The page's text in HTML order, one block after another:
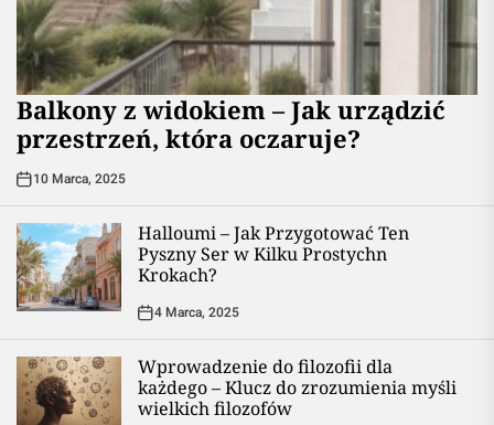
Balkony z widokiem – Jak urządzić
przestrzeń, która oczaruje?
10 Marca, 2025
Halloumi – Jak Przygotować Ten
Pyszny Ser w Kilku Prostychn
Krokach?
4 Marca, 2025
Wprowadzenie do filozofii dla
każdego – Klucz do zrozumienia myśli
wielkich filozofów